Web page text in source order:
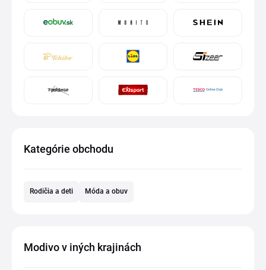
Kategórie obchodu
Rodičia a deti Móda a obuv
Modivo v iných krajinách